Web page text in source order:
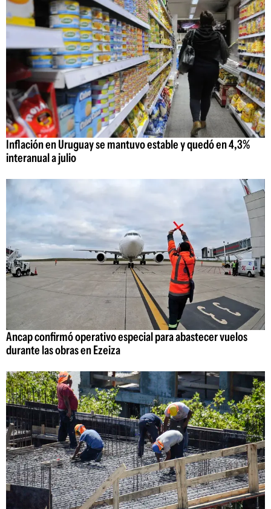
Inflación en Uruguay se mantuvo estable y quedó en 4,3%
interanual a julio
Ancap confirmó operativo especial para abastecer vuelos
durante las obras en Ezeiza